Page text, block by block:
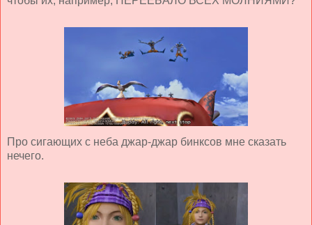
Про сигающих с неба джар-джар бинксов мне сказать
нечего.